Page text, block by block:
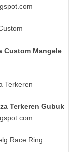
Custom Mangele
Terkeren Gubuk